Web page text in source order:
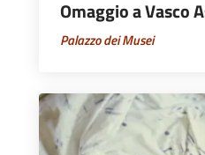
Omaggio a Vasco
Palazzo dei Musei